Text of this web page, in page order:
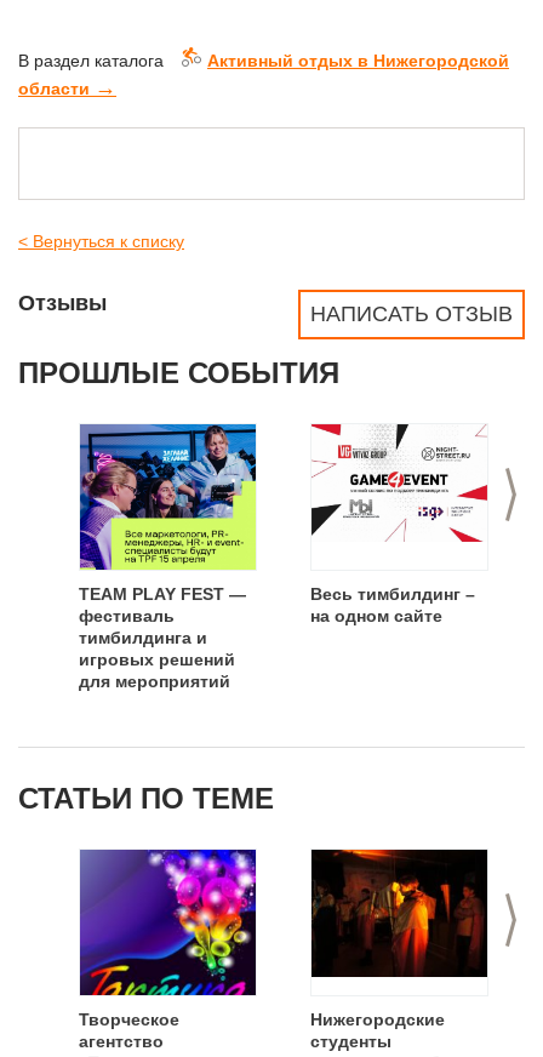
В раздел каталога
Активный отдых в Нижегородской
области →
< Вернуться к списку
НАПИСАТЬ ОТЗЫВ
Отзывы
ПРОШЛЫЕ СОБЫТИЯ
>
TEAM PLAY FEST —
фестиваль
тимбилдинга и
игровых решений
для мероприятий
Весь тимбилдинг –
на одном сайте
СТАТЬИ ПО ТЕМЕ
>
Творческое
агентство
Нижегородские
студенты